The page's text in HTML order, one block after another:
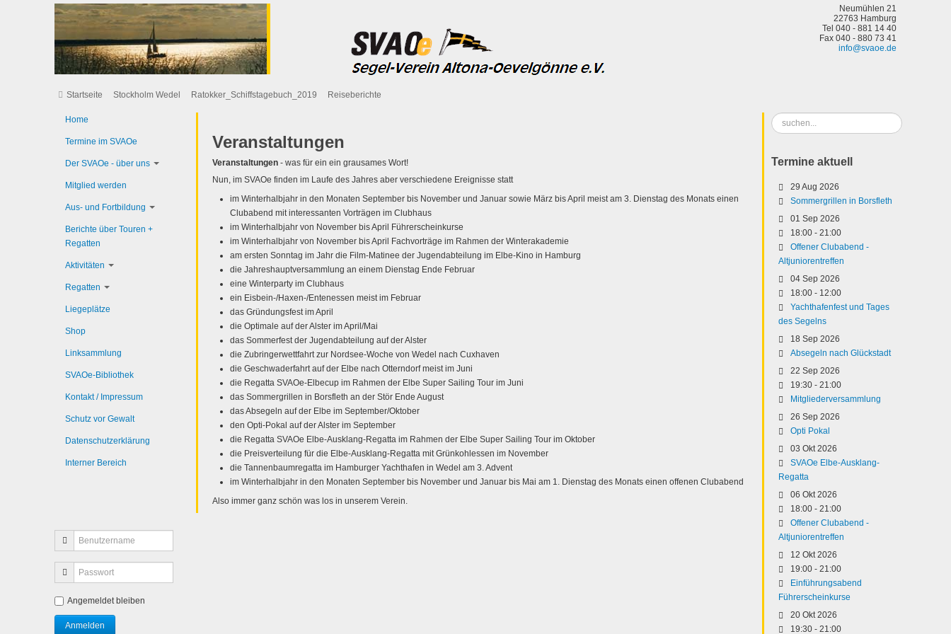
Neumühlen 21
22763 Hamburg
Tel 040 - 881 14 40
Fax 040 - 880 73 41
info@svaoe.de
Startseite Stockholm Wedel Ratokker_Schiffstagebuch_2019 Reiseberichte
Veranstaltungen
Veranstaltungen - was für ein ein grausames Wort!
Nun, im SVAOe finden im Laufe des Jahres aber verschiedene Ereignisse statt
im Winterhalbjahr in den Monaten September bis November und Januar sowie März bis April meist am 3. Dienstag des Monats einen
Clubabend mit interessanten Vorträgen im Clubhaus
im Winterhalbjahr von November bis April Führerscheinkurse
im Winterhalbjahr von November bis April Fachvorträge im Rahmen der Winterakademie
am ersten Sonntag im Jahr die Film-Matinee der Jugendabteilung im Elbe-Kino in Hamburg
die Jahreshauptversammlung an einem Dienstag Ende Februar
eine Winterparty im Clubhaus
ein Eisbein-/Haxen-/Entenessen meist im Februar
das Gründungsfest im April
die Optimale auf der Alster im April/Mai
das Sommerfest der Jugendabteilung auf der Alster
die Zubringerwettfahrt zur Nordsee-Woche von Wedel nach Cuxhaven
die Geschwaderfahrt auf der Elbe nach Otterndorf meist im Juni
die Regatta SVAOe-Elbecup im Rahmen der Elbe Super Sailing Tour im Juni
das Sommergrillen in Borsfleth an der Stör Ende August
das Absegeln auf der Elbe im September/Oktober
den Opti-Pokal auf der Alster im September
die Regatta SVAOe Elbe-Ausklang-Regatta im Rahmen der Elbe Super Sailing Tour im Oktober
die Preisverteilung für die Elbe-Ausklang-Regatta mit Grünkohlessen im November
die Tannenbaumregatta im Hamburger Yachthafen in Wedel am 3. Advent
im Winterhalbjahr in den Monaten September bis November und Januar bis Mai am 1. Dienstag des Monats einen offenen Clubabend
Also immer ganz schön was los in unserem Verein.
Home
Termine im SVAOe
Der SVAOe - über uns
Mitglied werden
Aus- und Fortbildung
Berichte über Touren +
Regatten
Aktivitäten
Regatten
Liegeplätze
Shop
Linksammlung
SVAOe-Bibliothek
Kontakt / Impressum
Schutz vor Gewalt
Datenschutzerklärung
Interner Bereich
Angemeldet bleiben
Suchen
...
Termine aktuell
29 Aug 2026
Sommergrillen in Borsfleth
01 Sep 2026
18:00 - 21:00
Offener Clubabend -
Altjuniorentreffen
04 Sep 2026
18:00 - 12:00
Yachthafenfest und Tages
des Segelns
18 Sep 2026
Absegeln nach Glückstadt
22 Sep 2026
19:30 - 21:00
Mitgliederversammlung
26 Sep 2026
Opti Pokal
03 Okt 2026
SVAOe Elbe-Ausklang-
Regatta
06 Okt 2026
18:00 - 21:00
Offener Clubabend -
Altjuniorentreffen
12 Okt 2026
19:00 - 21:00
Einführungsabend
Führerscheinkurse
20 Okt 2026
19:30 - 21:00